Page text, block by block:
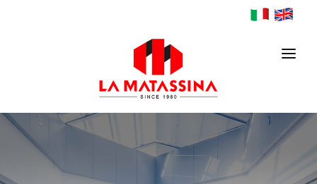
HOME
AZIENDA